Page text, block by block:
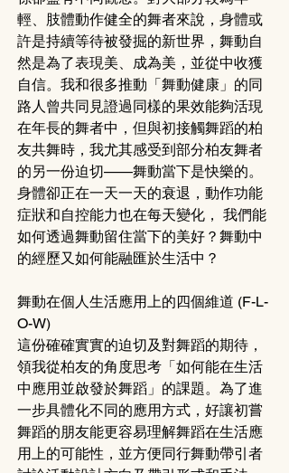
輕、肢體動作健全的舞者來說，身體或
許是持續等待被發掘的新世界，舞動自
然是為了表現美、成為美，並從中收獲
自信。我和很多推動「舞動健康」的同
路人曾共同見證過同樣的果效能夠活現
在年長的舞者中，但與初接觸舞蹈的柏
友共舞時，我尤其感受到部分柏友舞者
的另一份迫切——舞動當下是快樂的。
身體卻正在一天一天的衰退，動作功能
症狀和自控能力也在每天變化， 我們能
如何透過舞動留住當下的美好？舞動中
的經歷又如何能融匯於生活中？
舞動在個人生活應用上的四個維道 (F-L-
O-W)
這份確確實實的迫切及對舞蹈的期待，
領我從柏友的角度思考「如何能在生活
中應用並啟發於舞蹈」的課題。為了進
一步具體化不同的應用方式，好讓初嘗
舞蹈的朋友能更容易理解舞蹈在生活應
用上的可能性，並方便同行舞動帶引者